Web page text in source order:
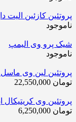
پروتئین کازئین الیت دایماتیز
ناموجود
شیک پرو وی الیمپ
ناموجود
پروتئین لین وی
تومان
پروتئین وی کریتیکال
تومان